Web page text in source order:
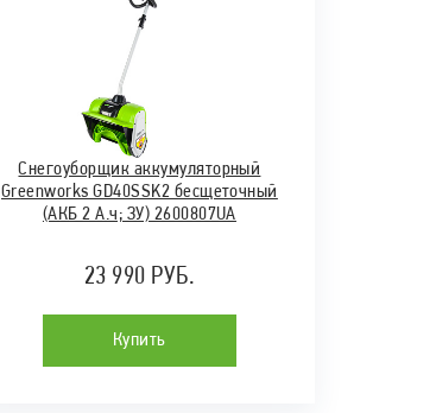
Снегоуборщик аккумуляторный
Greenworks GD40SSK2 бесщеточный
(АКБ 2 А.ч; ЗУ) 2600807UA
23 990 РУБ.
Купить